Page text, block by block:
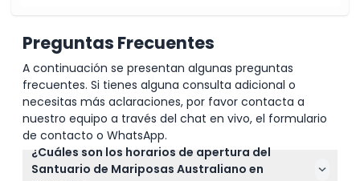
Preguntas Frecuentes
A continuación se presentan algunas preguntas
frecuentes. Si tienes alguna consulta adicional o
necesitas más aclaraciones, por favor contacta a
nuestro equipo a través del chat en vivo, el formulario
de contacto o WhatsApp.
¿Cuáles son los horarios de apertura del
Santuario de Mariposas Australiano en